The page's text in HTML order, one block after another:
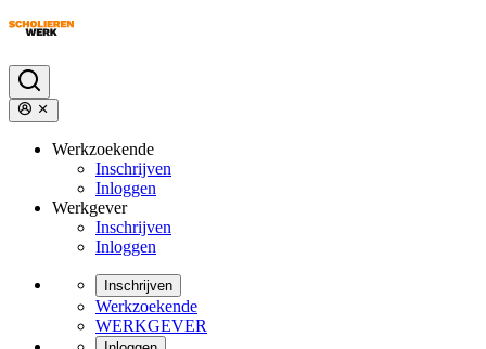
Werkzoekende
Inschrijven
Inloggen
Werkgever
Inschrijven
Inloggen
Inschrijven
Werkzoekende
WERKGEVER